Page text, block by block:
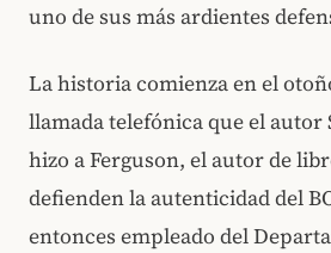
uno de sus más ardientes
La historia comienza en el
llamada telefónica que el autor
hizo a Ferguson, el autor de
defienden la autenticidad del
entonces empleado del